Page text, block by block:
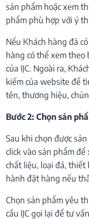
sản phẩm hoặc xem
phẩm phù hợp với ý
Nếu Khách hàng đã
hàng có thể xem theo
của IJC. Ngoài ra,
kiếm của website để
tên, thương hiệu,
Bước 2: Chọn sản
Sau khi chọn được
click vào sản phẩm
chất liệu, loại đá,
hành đặt hàng nếu
Chọn sản phẩm yêu
cầu IJC gọi lại để tư